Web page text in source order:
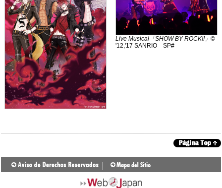
Live Musical「SHOW BY ROCK!!」 ©
'12,'17 SANRIO SP#